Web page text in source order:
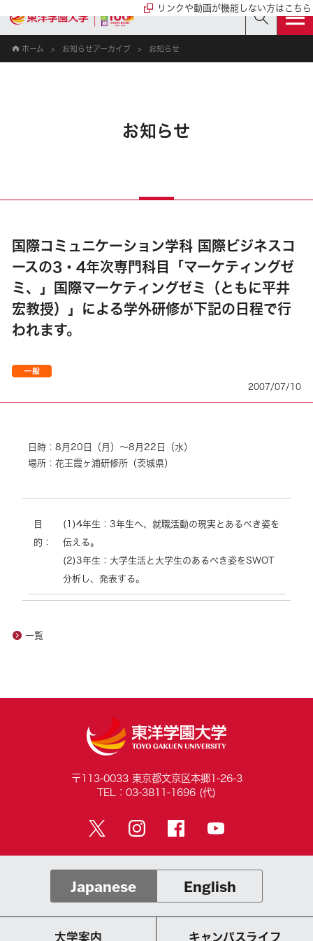
ホーム お知らせアーカイブ お知らせ
お知らせ
国際コミュニケーション学科 国際ビジネスコ
ースの3・4年次専門科目「マーケティングゼ
ミ、」国際マーケティングゼミ（ともに平井
宏教授）」による学外研修が下記の日程で行
われます。
2007/07/10
リンクや動画が機能しない方はこちら
日時：8月20日（月）～8月22日（水）
場所：花王霞ヶ浦研修所（茨城県）
目
的：
(1)4年生：3年生へ、就職活動の現実とあるべき姿を
伝える。
(2)3年生：大学生活と大学生のあるべき姿をSWOT
分析し、発表する。
一覧
〒113-0033 東京都文京区本郷1-26-3
TEL：03-3811-1696 (代)
Japanese English
大学案内 キャンパスライフ